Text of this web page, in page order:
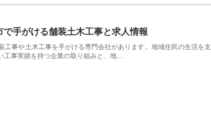
手がける舗装土木工事と求人情報
事や土木工事を手がける専門会社があります。地域住民の生活を支
工事実績を持つ企業の取り組みと、地…